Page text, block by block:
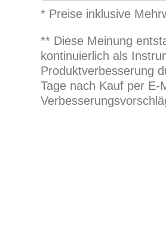
* Preise inklusive
** Diese Meinung
kontinuierlich als
Produktverbesserung
Tage nach Kauf per E-